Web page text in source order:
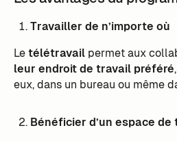
Travailler de n’importe où
Letélétravailpermet aux
leur endroit de travail préféré
eux, dans un bureau ou même
Bénéficier d’un espace